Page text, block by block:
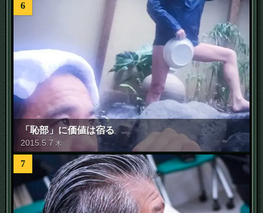
6
「恥部」に価値は宿る
2015 5 .7 木
7